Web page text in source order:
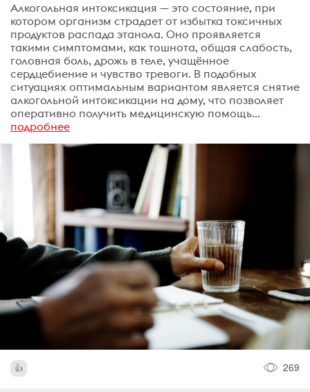
Алкогольная интоксикация — это состояние, при
котором организм страдает от избытка токсичных
продуктов распада этанола. Оно проявляется
такими симптомами, как тошнота, общая слабость,
головная боль, дрожь в теле, учащённое
сердцебиение и чувство тревоги. В подобных
ситуациях оптимальным вариантом является снятие
алкогольной интоксикации на дому, что позволяет
оперативно получить медицинскую помощь...
подробнее
269